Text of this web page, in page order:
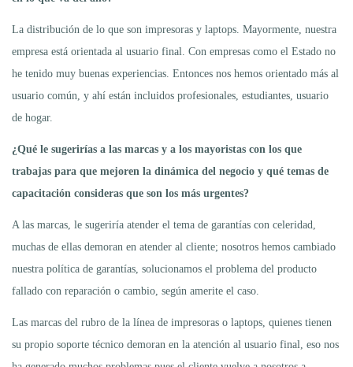
La distribución de lo que son impresoras y laptops. Mayormente, nuestra
empresa está orientada al usuario final. Con empresas como el Estado no
he tenido muy buenas experiencias. Entonces nos hemos orientado más al
usuario común, y ahí están incluidos profesionales, estudiantes, usuario
de hogar.
¿Qué le sugerirías a las marcas y a los mayoristas con los que
trabajas para que mejoren la dinámica del negocio y qué temas de
capacitación consideras que son los más urgentes?
A las marcas, le sugeriría atender el tema de garantías con celeridad,
muchas de ellas demoran en atender al cliente; nosotros hemos cambiado
nuestra política de garantías, solucionamos el problema del producto
fallado con reparación o cambio, según amerite el caso.
Las marcas del rubro de la línea de impresoras o laptops, quienes tienen
su propio soporte técnico demoran en la atención al usuario final, eso nos